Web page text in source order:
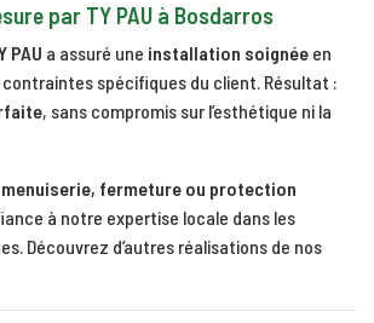
par TY PAU à Bosdarros
PAU a assuré une installation soignée en
spécifiques du client. Résultat :
, sans compromis sur l’esthétique ni la
menuiserie, fermeture ou protection
à notre expertise locale dans les
Découvrez d’autres réalisations de nos